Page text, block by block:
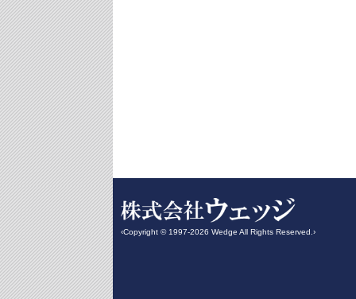
‹Copyright © 1997-2026 Wedge All Rights Reserved.›